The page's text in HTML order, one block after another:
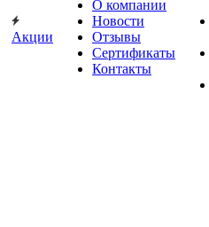
Акции
О компании
Новости
Отзывы
Сертификаты
Контакты